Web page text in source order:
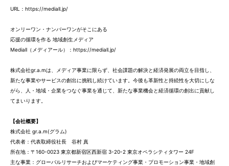
URL： https://mediall.jp/
オンリーワン・ナンバーワンがそこにある
応援の循環を作る 地域創生メディア
Mediall（メディアール）： https://mediall.jp/
株式会社gr.a.mは、メディア事業に限らず、社会課題の解決と経済発展の両立を目指し、
新たな事業やサービスの創出に挑戦し続けています。今後も革新性と持続性を大切にしな
がら、人・地域・企業をつなぐ事業を通じて、新たな事業機会と経済循環の創出に貢献し
てまいります。
【会社概要】
株式会社 gr.a.m(グラム)
代表者：代表取締役社長 谷村 真
所在地：〒160-0023 東京都新宿区西新宿 3-20-2 東京オペラシティタワー 24F
主な事業：グローバルリサーチおよびマーケティング事業・プロモーション事業・地域創